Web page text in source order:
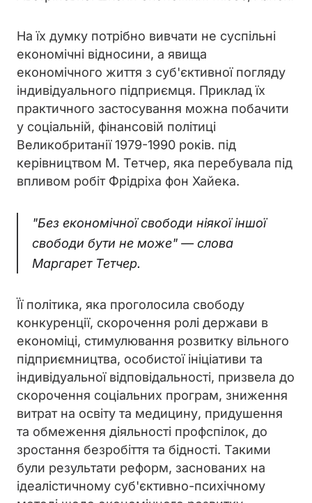
На їх думку потрібно вивчати не суспільні
економічні відносини, а явища
економічного життя з суб'єктивної погляду
індивідуального підприємця. Приклад їх
практичного застосування можна побачити
у соціальній, фінансовій політиці
Великобританії 1979-1990 років. під
керівництвом М. Тетчер, яка перебувала під
впливом робіт Фрідріха фон Хайека.
"Без економічної свободи ніякої іншої
свободи бути не може" — слова
Маргарет Тетчер.
Її політика, яка проголосила свободу
конкуренції, скорочення ролі держави в
економіці, стимулювання розвитку вільного
підприємництва, особистої ініціативи та
індивідуальної відповідальності, призвела до
скорочення соціальних програм, зниження
витрат на освіту та медицину, придушення
та обмеження діяльності профспілок, до
зростання безробіття та бідності. Такими
були результати реформ, заснованих на
ідеалістичному суб'єктивно-психічному